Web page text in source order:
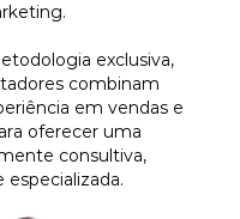
exclusiva,
combinam
em vendas e
oferecer uma
consultiva,
especializada.